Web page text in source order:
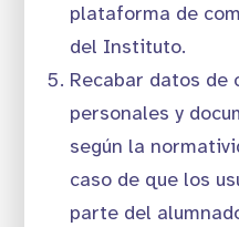
plataforma de
del Instituto.
Recabar datos de
personales y
según la
caso de que los
parte del